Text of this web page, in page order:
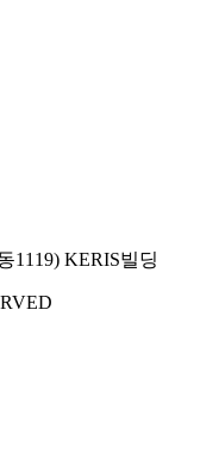
1119) KERIS빌딩